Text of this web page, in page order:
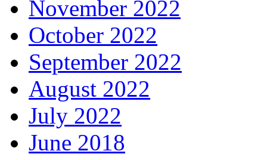
November 2022
October 2022
September 2022
August 2022
July 2022
June 2018